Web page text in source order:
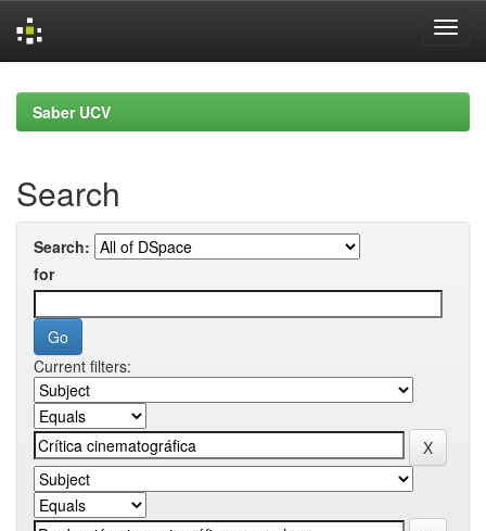
navigationSaber UCV
Search
Search:
for
Current filters: